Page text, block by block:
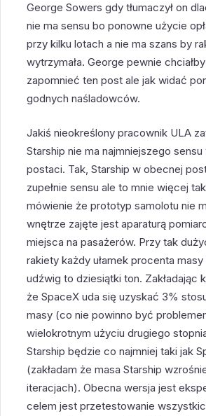
George Sowers gdy tłumaczył on
nie ma sensu bo ponowne użycie
przy kilku lotach a nie ma szans by
wytrzymała. George pewnie
zapomnieć ten post ale jak widać
godnych naśladowców.
Jakiś nieokreślony pracownik ULA
Starship nie ma najmniejszego
postaci. Tak, Starship w obecnej
zupełnie sensu ale to mnie więcej
mówienie że prototyp samolotu nie
wnętrze zajęte jest aparaturą
miejsca na pasażerów. Przy tak
rakiety każdy ułamek procenta
udźwig to dziesiątki ton. Zakładając
że SpaceX uda się uzyskać 3%
masy (co nie powinno być
wielokrotnym użyciu drugiego
Starship będzie co najmniej taki jak
(zakładam że masa Starship
iteracjach). Obecna wersja jest
celem jest przetestowanie